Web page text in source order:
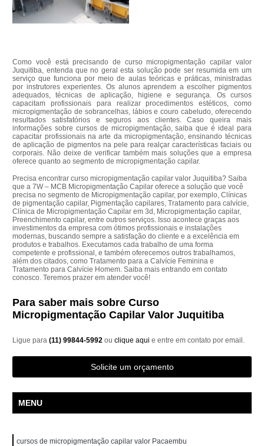
Como você está precisando de curso micropigmentação capilar valor
Juquitiba, entenda que no geral esta solução pode ser resumida em um
serviço que funciona por meio de aulas teóricas e práticas, ministradas
por instrutores experientes. Os alunos aprendem a escolher pigmentos
adequados, técnicas de aplicação, higiene e segurança. Os cursos
capacitam profissionais para realizar procedimentos estéticos, como
micropigmentação de sobrancelhas, lábios e couro cabeludo, oferecendo
resultados satisfatórios e seguros aos clientes. Caso queira mais
informações sobre cursos de micropigmentação, saiba que é ideal para
capacitar profissionais na arte da micropigmentação, ensinando técnicas
de aplicação de pigmentos na pele para realçar características faciais ou
corporais. Não deixe de verificar também mais soluções que a empresa
oferece quanto ao segmento de micropigmentação capilar.
Precisa encontrar curso micropigmentação capilar valor Juquitiba? Saiba
que a 7W – MCB Micropigmentação Capilar oferece a solução que você
precisa no segmento de Micropigmentação capilar, por exemplo, Clínicas
de pigmentação capilar, Pigmentação capilares, Tratamento para calvície,
Clínica de Micropigmentação Capilar em 3d, Micropigmentação capilar,
Preenchimento capilar, entre outros serviços. Isso acontece graças aos
investimentos da empresa com ótimos profissionais e instalações
modernas, buscando sempre a satisfação do cliente e a excelência em
produtos e trabalhos. Executamos cada trabalho de uma forma
competente e profissional, e também oferecemos outros trabalhamos,
além dos citados, como Tratamento para a Calvície Feminina e
Tratamento para Calvície Homem. Saiba mais entrando em contato
conosco. Teremos prazer em atender você!
Para saber mais sobre Curso
Micropigmentação Capilar Valor Juquitiba
Ligue para(11) 99844-5992ouclique aqui e entre em contato por email.
Solicite um orçamento
MENU
cursos de micropigmentação capilar valor Pacaembu